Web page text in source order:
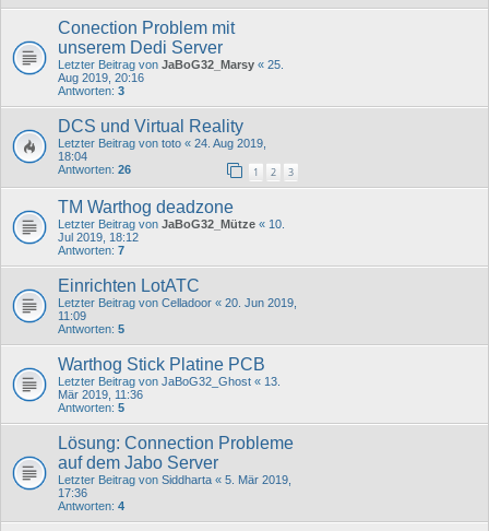
Conection Problem mit
unserem Dedi Server
Letzter Beitrag von JaBoG32_Marsy « 25.
Aug 2019, 20:16
Antworten: 3
DCS und Virtual Reality
Letzter Beitrag von toto « 24. Aug 2019,
18:04
Antworten: 26 1 2 3
TM Warthog deadzone
Letzter Beitrag von JaBoG32_Mütze « 10.
Jul 2019, 18:12
Antworten: 7
Einrichten LotATC
Letzter Beitrag von Celladoor « 20. Jun 2019,
11:09
Antworten: 5
Warthog Stick Platine PCB
Letzter Beitrag von JaBoG32_Ghost « 13.
Mär 2019, 11:36
Antworten: 5
Lösung: Connection Probleme
auf dem Jabo Server
Letzter Beitrag von Siddharta « 5. Mär 2019,
17:36
Antworten: 4